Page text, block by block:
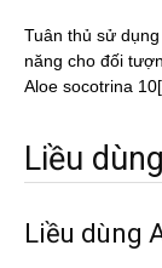
Tuân thủ sử
năng cho đối
Aloe socotrina
Liều
Liều dùng